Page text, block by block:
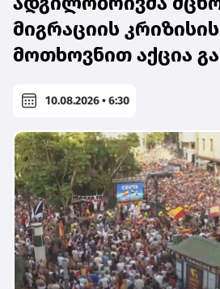
მიგრაციის
მოთხოვნით აქცია
10.08.2026 • 6:30